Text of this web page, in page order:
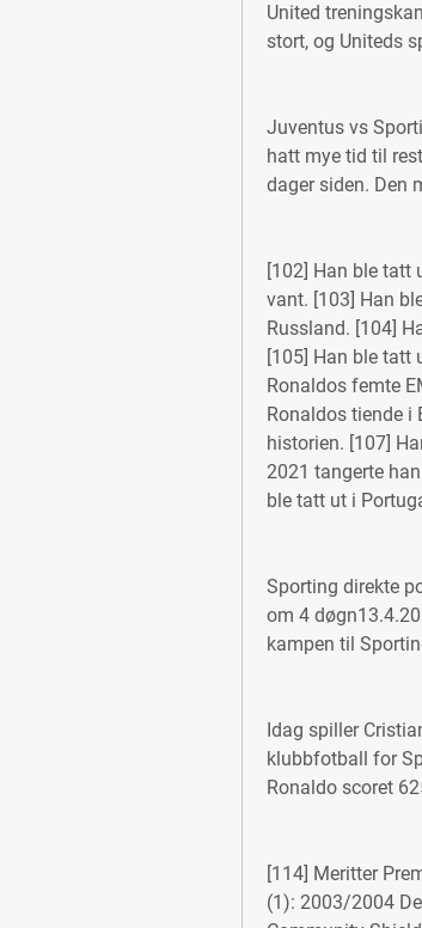
United
stort, og Uniteds
Juventus vs
hatt mye tid til
dager siden. Den
[102] Han ble tatt
vant. [103] Han
Russland. [104]
[105] Han ble tatt
Ronaldos femte
Ronaldos tiende i
historien. [107]
2021 tangerte
ble tatt ut i
Sporting direkte
om 4
kampen til
Idag spiller
klubbfotball for
Ronaldo scoret
[114] Meritter
(1): 2003/2004